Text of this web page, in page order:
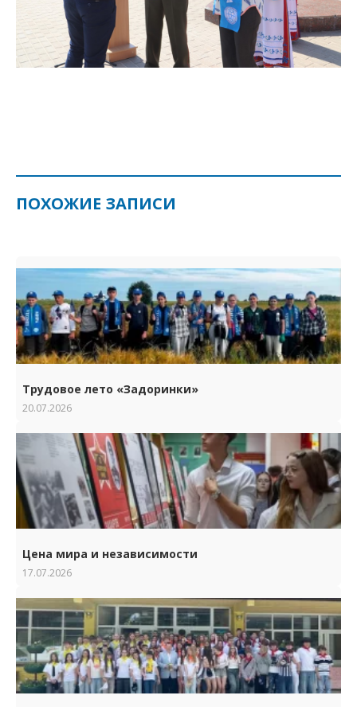
ПОХОЖИЕ ЗАПИСИ
Трудовое лето «Задоринки»
20.07.2026
Цена мира и независимости
17.07.2026